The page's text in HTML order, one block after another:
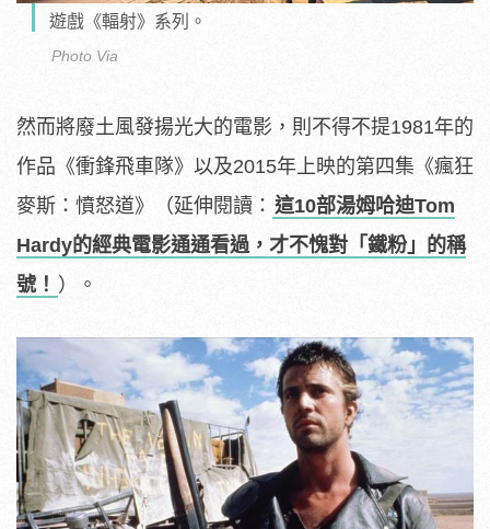
遊戲《輻射》系列。
Photo Via
然而將廢土風發揚光大的電影，則不得不提1981年的
作品《衝鋒飛車隊》以及2015年上映的第四集《瘋狂
麥斯：憤怒道》（延伸閱讀： 這10部湯姆哈迪Tom
Hardy的經典電影通通看過，才不愧對「鐵粉」的稱
號！ ）。